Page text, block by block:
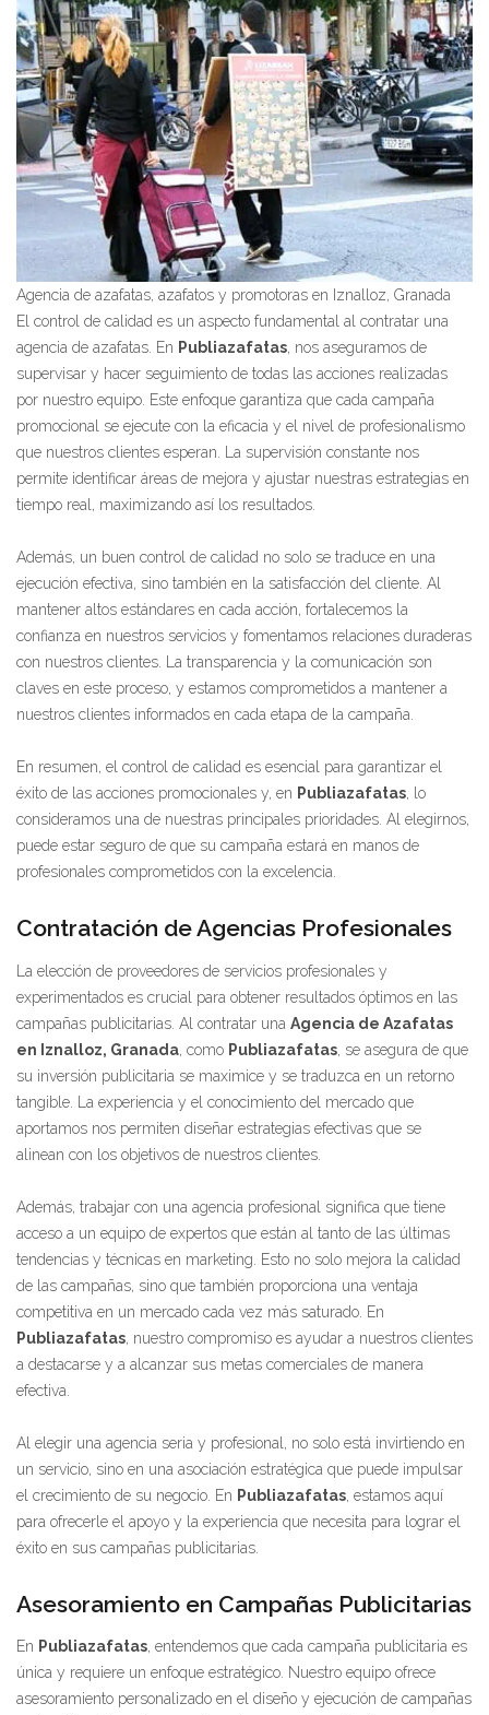
Agencia de azafatas, azafatos y promotoras en Iznalloz, Granada
El control de calidad es un aspecto fundamental al contratar una
agencia de azafatas. En Publiazafatas, nos aseguramos de
supervisar y hacer seguimiento de todas las acciones realizadas
por nuestro equipo. Este enfoque garantiza que cada campaña
promocional se ejecute con la eficacia y el nivel de profesionalismo
que nuestros clientes esperan. La supervisión constante nos
permite identificar áreas de mejora y ajustar nuestras estrategias en
tiempo real, maximizando así los resultados.
Además, un buen control de calidad no solo se traduce en una
ejecución efectiva, sino también en la satisfacción del cliente. Al
mantener altos estándares en cada acción, fortalecemos la
confianza en nuestros servicios y fomentamos relaciones duraderas
con nuestros clientes. La transparencia y la comunicación son
claves en este proceso, y estamos comprometidos a mantener a
nuestros clientes informados en cada etapa de la campaña.
En resumen, el control de calidad es esencial para garantizar el
éxito de las acciones promocionales y, en Publiazafatas, lo
consideramos una de nuestras principales prioridades. Al elegirnos,
puede estar seguro de que su campaña estará en manos de
profesionales comprometidos con la excelencia.
Contratación de Agencias Profesionales
La elección de proveedores de servicios profesionales y
experimentados es crucial para obtener resultados óptimos en las
campañas publicitarias. Al contratar una Agencia de Azafatas
en Iznalloz, Granada , como Publiazafatas , se asegura de que
su inversión publicitaria se maximice y se traduzca en un retorno
tangible. La experiencia y el conocimiento del mercado que
aportamos nos permiten diseñar estrategias efectivas que se
alinean con los objetivos de nuestros clientes.
Además, trabajar con una agencia profesional significa que tiene
acceso a un equipo de expertos que están al tanto de las últimas
tendencias y técnicas en marketing. Esto no solo mejora la calidad
de las campañas, sino que también proporciona una ventaja
competitiva en un mercado cada vez más saturado. En
Publiazafatas , nuestro compromiso es ayudar a nuestros clientes
a destacarse y a alcanzar sus metas comerciales de manera
efectiva.
Al elegir una agencia seria y profesional, no solo está invirtiendo en
un servicio, sino en una asociación estratégica que puede impulsar
el crecimiento de su negocio. En Publiazafatas , estamos aquí
para ofrecerle el apoyo y la experiencia que necesita para lograr el
éxito en sus campañas publicitarias.
Asesoramiento en Campañas Publicitarias
En Publiazafatas, entendemos que cada campaña publicitaria es
única y requiere un enfoque estratégico. Nuestro equipo ofrece
asesoramiento personalizado en el diseño y ejecución de campañas